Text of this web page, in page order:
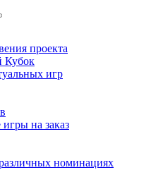
проекта
Кубок
игр
на заказ
номинациях